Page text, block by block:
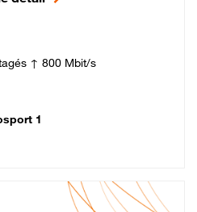
↑ 800 Mbit/s
1